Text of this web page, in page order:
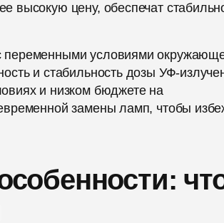
высокую цену, обеспечат
переменными условиями
и стабильность дозы УФ-
и низком бюджете на
замены ламп, чтобы